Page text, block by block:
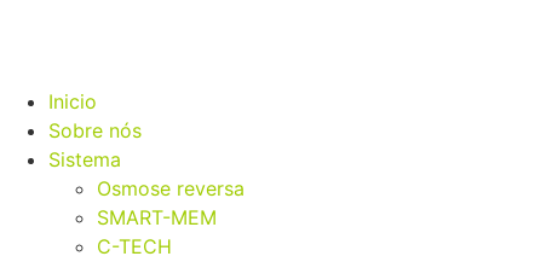
Inicio
Sobre nós
Sistema
Osmose reversa
SMART-MEM
C-TECH